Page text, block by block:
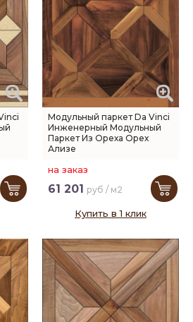
Модульный паркет Da Vinci
Инженерный Модульный
Паркет Из Ореха Орех
Ализе
на заказ
61 201 руб / м2
Купить в 1 клик